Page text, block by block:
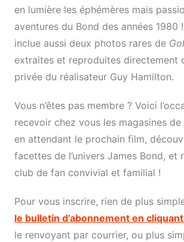
en lumière les éphémères mais
aventures du Bond des années 1980
inclue aussi deux photos rares de
extraites et reproduites directement
privée du réalisateur Guy Hamilton.
Vous n’êtes pas membre ? Voici
recevoir chez vous les magasines
en attendant le prochain film,
facettes de l’univers James Bond, et
club de fan convivial et familial !
Pour vous inscrire, rien de plus
le bulletin d’abonnement en
le renvoyant par courrier, ou plus